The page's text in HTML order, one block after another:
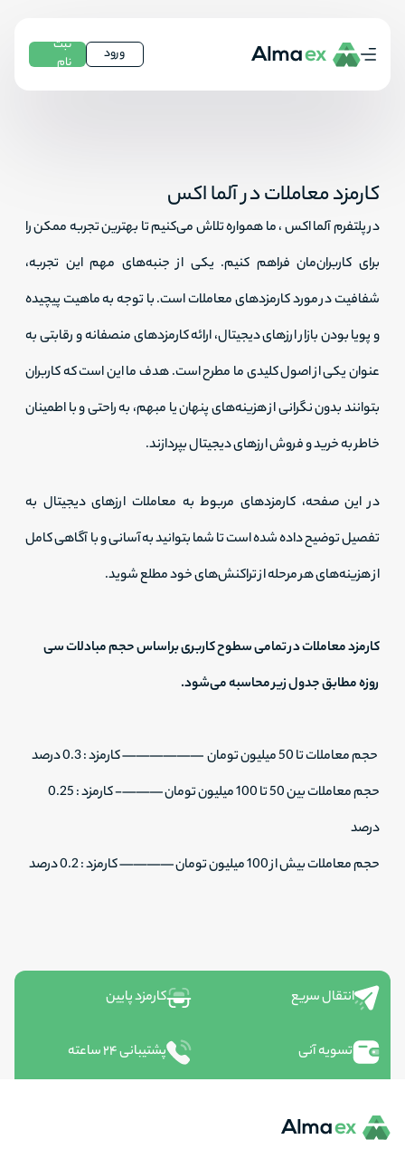
ورود
ثبت
نام
کارمزد معاملات در آلما اکس
در پلتفرم آلما اکس ، ما همواره تلاش می‌کنیم تا بهترین‌ تجربه ممکن را
برای کاربران‌مان فراهم کنیم. یکی از جنبه‌های مهم این تجربه،
شفافیت در مورد کارمزدهای معاملات است. با توجه به ماهیت پیچیده
و پویا بودن بازار ارزهای دیجیتال، ارائه کارمزدهای منصفانه و رقابتی به
عنوان یکی از اصول کلیدی ما مطرح است. هدف ما این است که کاربران
بتوانند بدون نگرانی از هزینه‌های پنهان یا مبهم، به راحتی و با اطمینان
خاطر به خرید و فروش ارزهای دیجیتال بپردازند.
در این صفحه، کارمزدهای مربوط به معاملات ارزهای دیجیتال به
تفصیل توضیح داده شده است تا شما بتوانید به آسانی و با آگاهی کامل
از هزینه‌های هر مرحله از تراکنش‌های خود مطلع شوید.
کارمزد معاملات در تمامی سطوح کاربری براساس حجم مبادلات سی
روزه مطابق جدول زیر محاسبه می‌شود.
حجم معاملات تا 50 میلیون تومان —————— کارمزد : 0.3 درصد
حجم معاملات بین 50 تا 100 میلیون تومان ———- کارمزد : 0.25
درصد
حجم معاملات بیش از 100 میلیون تومان ———— کارمزد : 0.2 درصد
انتقال سریع کارمزد پایین
تسویه آنی پشتیبانی ۲۴ ساعته